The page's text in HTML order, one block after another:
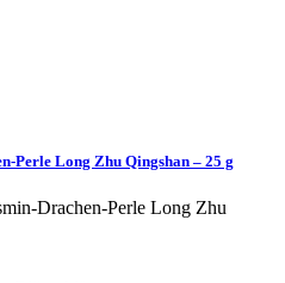
Perle Long Zhu Qingshan – 25 g
Drachen-Perle Long Zhu